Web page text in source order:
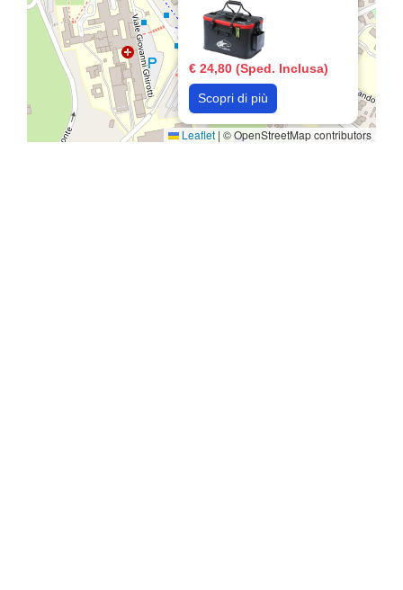
€ 24,80 (Sped. Inclusa)
Scopri di più
Leaflet | © OpenStreetMap contributors